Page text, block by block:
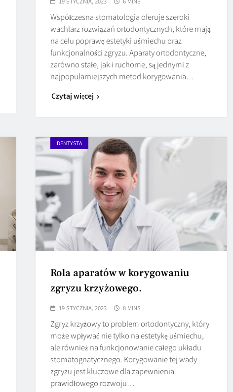
Współczesna stomatologia oferuje szeroki
wachlarz rozwiązań ortodontycznych, które mają
na celu poprawę estetyki uśmiechu oraz
funkcjonalności zgryzu. Aparaty ortodontyczne,
zarówno stałe, jak i ruchome, są jednymi z
najpopularniejszych metod korygowania…
Czytaj więcej
DENTYSTA
Rola aparatów w korygowaniu
zgryzu krzyżowego.
19 STYCZNIA, 2023 8 MINS
Zgryz krzyżowy to problem ortodontyczny, który
może wpływać nie tylko na estetykę uśmiechu,
ale również na funkcjonowanie całego układu
stomatognatycznego. Korygowanie tej wady
zgryzu jest kluczowe dla zapewnienia
prawidłowego rozwoju…